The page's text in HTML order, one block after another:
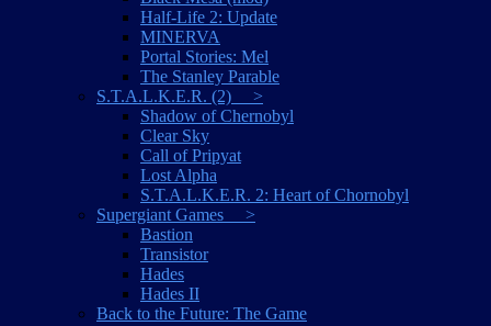
Half-Life 2: Update
MINERVA
Portal Stories: Mel
The Stanley Parable
S.T.A.L.K.E.R. (2) >
Shadow of Chernobyl
Clear Sky
Call of Pripyat
Lost Alpha
S.T.A.L.K.E.R. 2: Heart of Chornobyl
Supergiant Games >
Bastion
Transistor
Hades
Hades II
Back to the Future: The Game